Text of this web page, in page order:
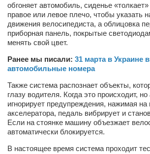
Досье
Арт-менеджеры
Орест Коваль
Тамара Кубракова
Елена Мельник
Вера Паненко
Семён Салатенко
Сергей Шепилов
обгоняет автомобиль, сиденье
правое или левое плечо, чтобы указать
движения велосипедиста, а облицовка
приборная панель, покрытые
менять свой цвет.
Ранее мы писали: 31 марта в Украине
автомобильные номера
Также система распознает объекты,
глазу водителя. Когда это происходит,
игнорирует предупреждения, нажимая на
акселератора, педаль вибрирует и
Если на стоянке машину объезжает
автоматически блокируется.
В настоящее время система проходит